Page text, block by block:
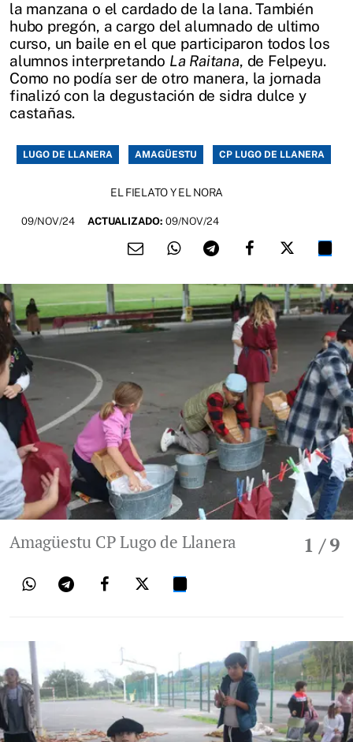
la manzana o el cardado de la lana. También
hubo pregón, a cargo del alumnado de ultimo
curso, un baile en el que participaron todos los
alumnos interpretando La Raitana, de Felpeyu.
Como no podía ser de otro manera, la jornada
finalizó con la degustación de sidra dulce y
castañas.
LUGO DE LLANERA AMAGÜESTU CP LUGO DE LLANERA
EL FIELATO Y EL NORA
09/NOV/24 ACTUALIZADO: 09/NOV/24
1 / 9
Amagüestu CP Lugo de Llanera